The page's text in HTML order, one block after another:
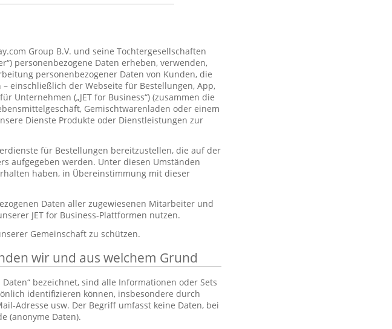
Group B.V. und seine Tochtergesellschaften
personenbezogene Daten erheben, verwenden,
personenbezogener Daten von Kunden, die
einschließlich der Webseite für Bestellungen, App,
Unternehmen („JET for Business“) (zusammen die
Gemischtwarenladen oder einem
Dienste Produkte oder Dienstleistungen zur
für Bestellungen bereitzustellen, die auf der
aufgegeben werden. Unter diesen Umständen
haben, in Übereinstimmung mit dieser
Daten aller zugewiesenen Mitarbeiter und
JET for Business-Plattformen nutzen.
Gemeinschaft zu schützen.
wir und aus welchem Grund
bezeichnet, sind alle Informationen oder Sets
identifizieren können, insbesondere durch
Adresse usw. Der Begriff umfasst keine Daten, bei
(anonyme Daten).